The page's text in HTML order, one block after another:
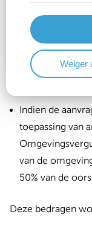
procedure: 25
50 euro;
Aangetekende
Indien de
toepassing van
van de
50% van de
Deze bedragen
Weiger